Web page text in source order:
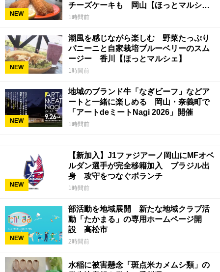
NEW
チーズケーキも 岡山【ほっとマルシ
ェ】
1時間前
NEW
潮風を感じながら楽しむ 野菜たっぷり
パニーニと自家栽培ブルーベリーのスム
ージー 香川【ほっとマルシェ】
1時間前
NEW
地域のブランド牛「なぎビーフ」などア
ートと一緒に楽しめる 岡山・奈義町で
「アートdeミートNagi 2026」開催
1時間前
NEW
【新加入】J1ファジアーノ岡山にMFオベ
ルダン選手が完全移籍加入 ブラジル出
身 攻守をつなぐボランチ
1時間前
NEW
部活動を地域展開 新たな地域クラブ活
動「たかまる」の専用ホームページ開
設 高松市
2時間前
水稲に被害懸念「斑点米カメムシ類」の